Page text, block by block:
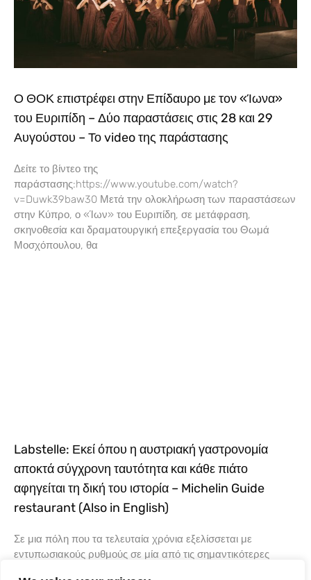
Ο ΘΟΚ επιστρέφει στην Επίδαυρο με τον «Ίωνα»
του Ευριπίδη – Δύο παραστάσεις στις 28 και 29
Αυγούστου – Το video της παράστασης
Δείτε το βίντεο της
παράστασης:https://www.youtube.com/watch?
v=Duwk39baw30 Μετά την ολοκλήρωση των παραστάσεων
στην Κύπρο, ο «Ίων» του Ευριπίδη, σε μετάφραση,
σκηνοθεσία και δραματουργική επεξεργασία του Θωμά
Μοσχόπουλου, θα
Labstelle: Εκεί όπου η αυστριακή γαστρονομία
αποκτά σύγχρονη ταυτότητα και κάθε πιάτο
αφηγείται τη δική του ιστορία – Michelin Guide
restaurant (Also in English)
Σε μια πόλη που τα τελευταία χρόνια εξελίσσεται με
εντυπωσιακούς ρυθμούς σε μία από τις σημαντικότερες